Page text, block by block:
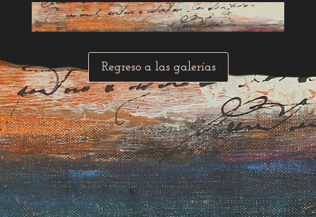
Regreso a las galerías